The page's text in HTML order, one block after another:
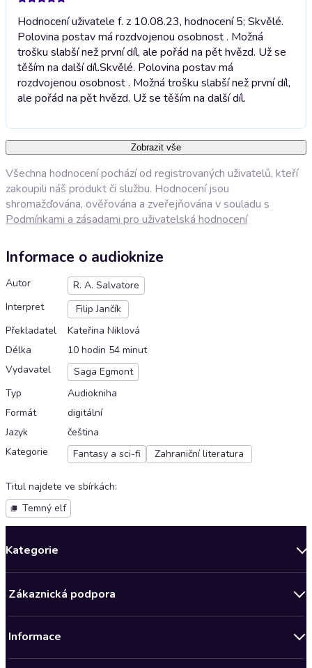
Hodnocení uživatele f. z 10.08.23, hodnocení 5; Skvělé.
Polovina postav má rozdvojenou osobnost . Možná
trošku slabší než první díl, ale pořád na pět hvězd. Už se
těším na další díl.Skvělé. Polovina postav má
rozdvojenou osobnost . Možná trošku slabší než první díl,
ale pořád na pět hvězd. Už se těším na další díl.
Zobrazit vše
Všechna hodnocení pochází od registrovaných uživatelů, kteří
zakoupili náš produkt či službu. Hodnocení jsou
shromažďována, ověřována a zveřejňována v souladu s
Podmínkami a zásadami pro uživatelská hodnocení
Informace o audioknize
Autor
R. A. Salvatore
Interpret
Filip Jančík
Překladatel
Kateřina Niklová
Délka
10 hodin 54 minut
Vydavatel
Saga Egmont
Typ
Audiokniha
Formát
digitální
Jazyk
čeština
Kategorie
Fantasy a sci-fi Zahraniční literatura
Titul najdete ve sbírkách:
Temný elf
Kategorie
Bestsellery měsíce
Zákaznická podpora
Informace